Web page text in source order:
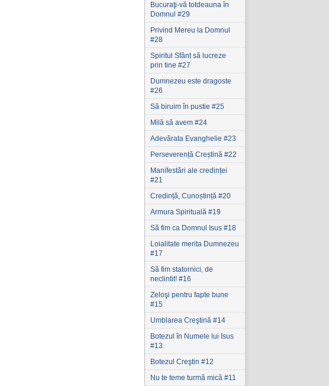
Bucuraţi-vă totdeauna în
Domnul #29
Privind Mereu la Domnul
#28
Spiritul Sfânt să lucreze
prin tine #27
Dumnezeu este dragoste
#26
Să biruim în pustie #25
Milă să avem #24
Adevărata Evanghelie #23
Perseverență Creștină #22
Manifestări ale credinței
#21
Credință, Cunoștință #20
Armura Spirituală #19
Să fim ca Domnul Isus #18
Loialitate merita Dumnezeu
#17
Să fim statornici‚ de
neclintit! #16
Zeloşi pentru fapte bune
#15
Umblarea Creştină #14
Botezul în Numele lui Isus
#13
Botezul Creştin #12
Nu te teme turmă mică #11